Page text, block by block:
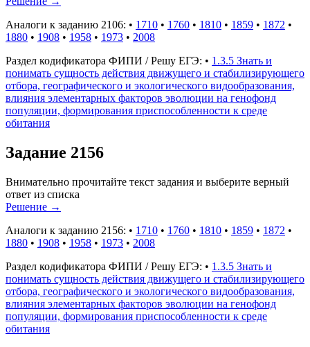
Аналоги к заданию 2106: • 1710 • 1760 • 1810 • 1859 • 1872 •
1880 • 1908 • 1958 • 1973 • 2008
Раздел кодификатора ФИПИ / Решу ЕГЭ: • 1.3.5 Знать и
понимать сущность действия движущего и стабилизирующего
отбора, географического и экологического видообразования,
влияния элементарных факторов эволюции на генофонд
популяции, формирования приспособленности к среде
обитания
Задание 2156
Внимательно прочитайте текст задания и выберите верный
ответ из списка
Решение →
Аналоги к заданию 2156: • 1710 • 1760 • 1810 • 1859 • 1872 •
1880 • 1908 • 1958 • 1973 • 2008
Раздел кодификатора ФИПИ / Решу ЕГЭ: • 1.3.5 Знать и
понимать сущность действия движущего и стабилизирующего
отбора, географического и экологического видообразования,
влияния элементарных факторов эволюции на генофонд
популяции, формирования приспособленности к среде
обитания